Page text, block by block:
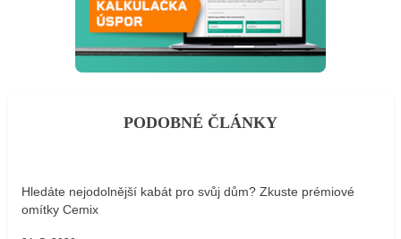
PODOBNÉ ČLÁNKY
Hledáte nejodolnější kabát pro svůj dům? Zkuste prémiové
omítky Cemix